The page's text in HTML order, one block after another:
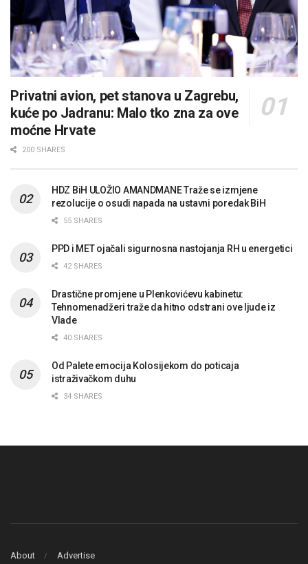
Privatni avion, pet stanova u Zagrebu,
kuće po Jadranu: Malo tko zna za ove
moćne Hrvate
200 SHARES
HDZ BiH ULOŽIO AMANDMANE Traže se izmjene
rezolucije o osudi napada na ustavni poredak BiH
55 SHARES
PPD i MET ojačali sigurnosna nastojanja RH u energetici
42 SHARES
Drastične promjene u Plenkovićevu kabinetu:
Tehnomenadžeri traže da hitno odstrani ove ljude iz
Vlade
40 SHARES
Od Palete emocija Kolosijekom do poticaja
istraživačkom duhu
34 SHARES
About Advertise